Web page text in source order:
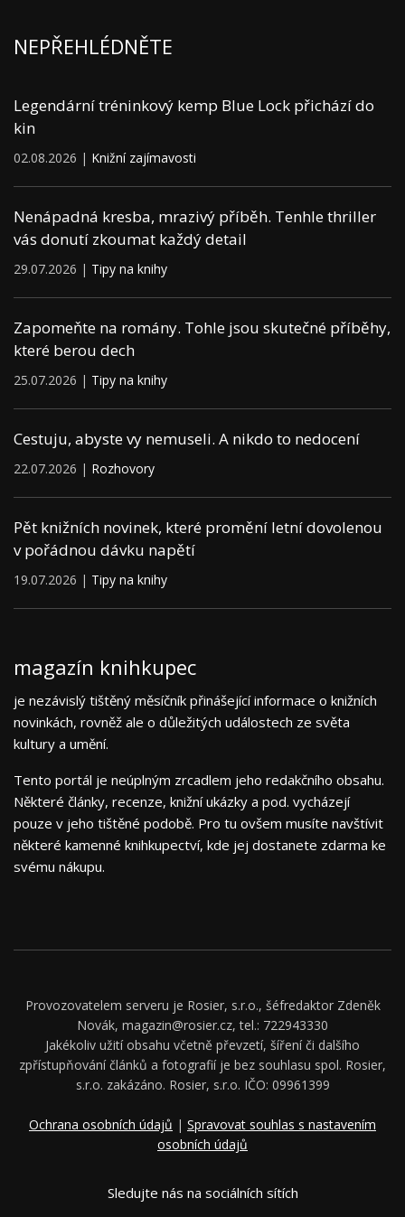
NEPŘEHLÉDNĚTE
Legendární tréninkový kemp Blue Lock přichází do
kin
02.08.2026 | Knižní zajímavosti
Nenápadná kresba, mrazivý příběh. Tenhle thriller
vás donutí zkoumat každý detail
29.07.2026 | Tipy na knihy
Zapomeňte na romány. Tohle jsou skutečné příběhy,
které berou dech
25.07.2026 | Tipy na knihy
Cestuju, abyste vy nemuseli. A nikdo to nedocení
22.07.2026 | Rozhovory
Pět knižních novinek, které promění letní dovolenou
v pořádnou dávku napětí
19.07.2026 | Tipy na knihy
magazín knihkupec
je nezávislý tištěný měsíčník přinášející informace o knižních
novinkách, rovněž ale o důležitých událostech ze světa
kultury a umění.
Tento portál je neúplným zrcadlem jeho redakčního obsahu.
Některé články, recenze, knižní ukázky a pod. vycházejí
pouze v jeho tištěné podobě. Pro tu ovšem musíte navštívit
některé kamenné knihkupectví, kde jej dostanete zdarma ke
svému nákupu.
Provozovatelem serveru je Rosier, s.r.o., šéfredaktor Zdeněk
Novák, magazin@rosier.cz, tel.: 722943330
Jakékoliv užití obsahu včetně převzetí, šíření či dalšího
zpřístupňování článků a fotografií je bez souhlasu spol. Rosier,
s.r.o. zakázáno. Rosier, s.r.o. IČO: 09961399
Ochrana osobních údajů | Spravovat souhlas s nastavením
osobních údajů
Sledujte nás na sociálních sítích